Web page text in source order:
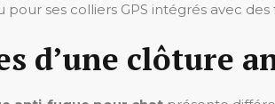
pour ses colliers GPS intégrés avec
d’une clôture